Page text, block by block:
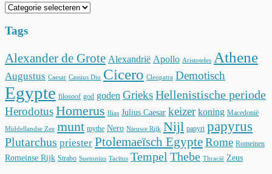
Categorieën
Tags
Alexander de Grote Alexandrië Apollo Aristoteles Athene
Augustus Caesar Cassius Dio Cicero Cleopatra Demotisch
Egypte filosoof god goden GrieksHellenistische periode
HerodotusHomerus Ilias Julius Caesar keizer koning Macedonië
Middellandse Zee munt mythe Nero Nieuwe Rijk Nijl papyri papyrus
Plutarchus priester Ptolemaeïsch EgypteRome Romeinen
Romeinse Rijk Strabo Suetonius Tacitus Tempel Thebe Thracië Zeus